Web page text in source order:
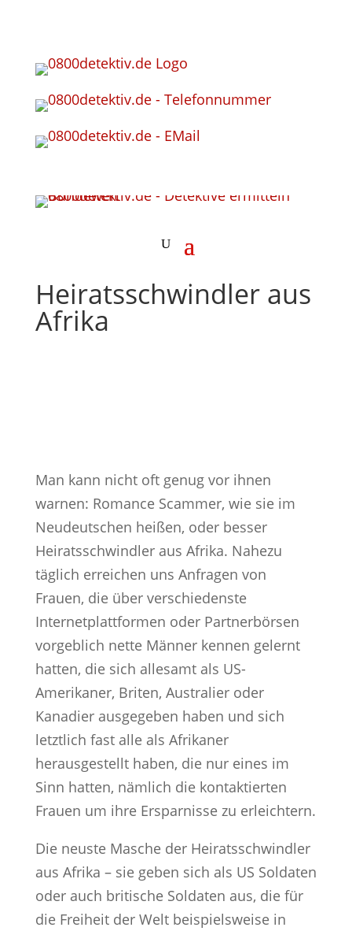
Heiratsschwindler aus
Afrika
Man kann nicht oft genug vor ihnen
warnen: Romance Scammer, wie sie im
Neudeutschen heißen, oder besser
Heiratsschwindler aus Afrika. Nahezu
täglich erreichen uns Anfragen von
Frauen, die über verschiedenste
Internetplattformen oder Partnerbörsen
vorgeblich nette Männer kennen gelernt
hatten, die sich allesamt als US-
Amerikaner, Briten, Australier oder
Kanadier ausgegeben haben und sich
letztlich fast alle als Afrikaner
herausgestellt haben, die nur eines im
Sinn hatten, nämlich die kontaktierten
Frauen um ihre Ersparnisse zu erleichtern.
Die neuste Masche der Heiratsschwindler
aus Afrika – sie geben sich als US Soldaten
oder auch britische Soldaten aus, die für
die Freiheit der Welt beispielsweise in